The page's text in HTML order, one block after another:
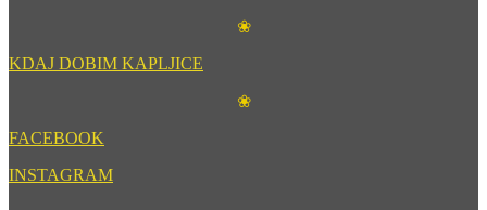
❀
KDAJ DOBIM KAPLJICE
❀
FACEBOOK
INSTAGRAM